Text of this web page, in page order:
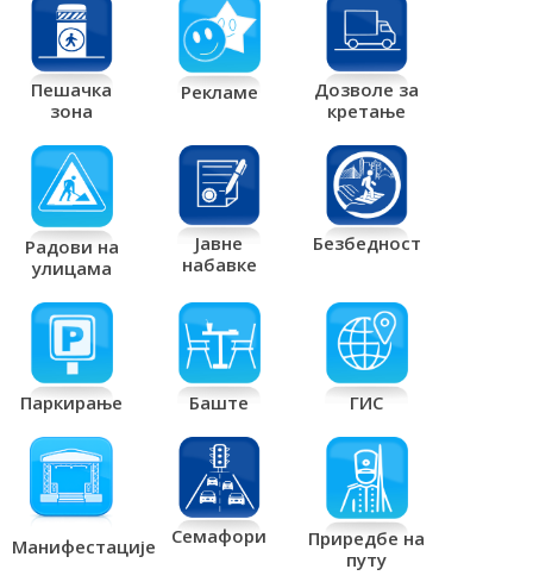
Пешачка
зона
Рекламе
Дозволе за
кретање
Радови на
улицама
Јавне
набавке
Безбедност
Паркирање Баште ГИС
Манифестације Семафори
Приредбе на
путу